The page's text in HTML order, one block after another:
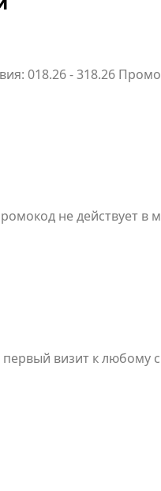
018.26 - 318.26
клиентов).
не действует в
визит к любому